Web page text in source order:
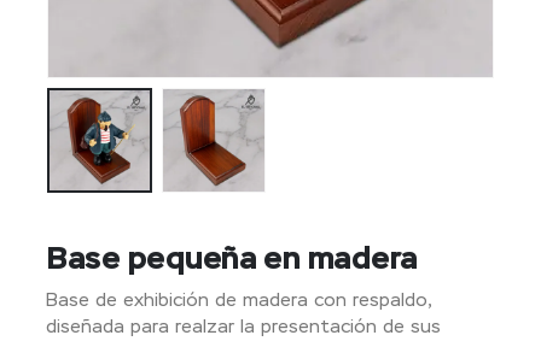
Base pequeña en madera
Base de exhibición de madera con respaldo,
diseñada para realzar la presentación de sus